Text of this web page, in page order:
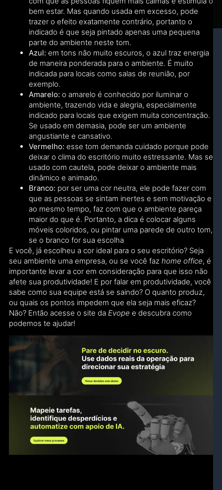
bem estar. Mas quando usada em excesso, pode
trazer o efeito exatamente contrário, portanto o
indicado é que seja pintado apenas uma pequena
parte do ambiente neste tom.
Azul: em tons não muito escuros, o azul traz energia
de maneira ponderada para o ambiente. É muito
indicada para locais como salas de reunião, por
exemplo.
Amarelo: o amarelo é conhecido por iluminar o
ambiente, trazendo vida e alegria, especialmente
indicado para locais que exigem muita concentração.
Se usado em demasia, pode ser um ambiente
angustiante e cansativo.
Vermelho: esse tom demanda cuidado porque pode
deixar o clima do escritório muito estressante. Mas se
usado com cautela, pode deixar o ambiente mais
dinâmico e animado.
Branco: por ser uma cor neutra, ele pode fazer com
que as pessoas se sintam inertes e sem motivação e
ao mesmo tempo, faz com que o ambiente pareça
maior do que é. Portanto, a dica é colocar alguns
móveis coloridos, ou pintar uma parede de outro tom,
se o branco for sua escolha
E você, já escolheu a cor ideal para o seu escritório? Seja
seu ambiente uma empresa, ou se você faz home office, é
importante levar a cor em consideração para que isso não
afete sua produtividade! E por falar em produtividade, você
sabe como sua equipe está se saindo? O quanto produz,
ou quais os pontos impedem que ela seja mais eficaz?
Não? Então acesse o site da Evope e descubra como
podemos te ajudar!